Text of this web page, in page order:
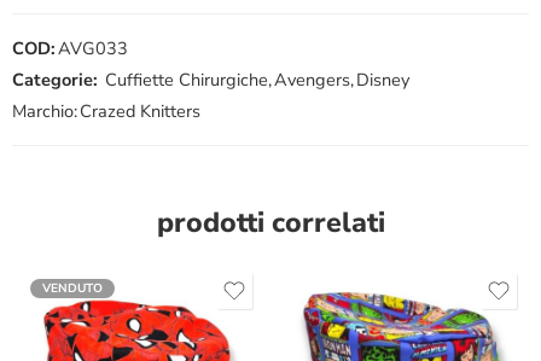
COD:AVG033
Categorie: Cuffiette Chirurgiche,Avengers,Disney
Marchio:Crazed Knitters
prodotti correlati
VENDUTO